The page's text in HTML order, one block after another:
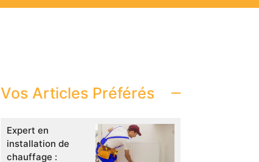
Vos Articles Préférés
Expert en
installation de
chauffage :